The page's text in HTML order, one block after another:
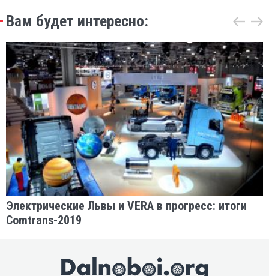
Вам будет интересно:
Электрические Львы и VERA в прогресс: итоги
Comtrans-2019